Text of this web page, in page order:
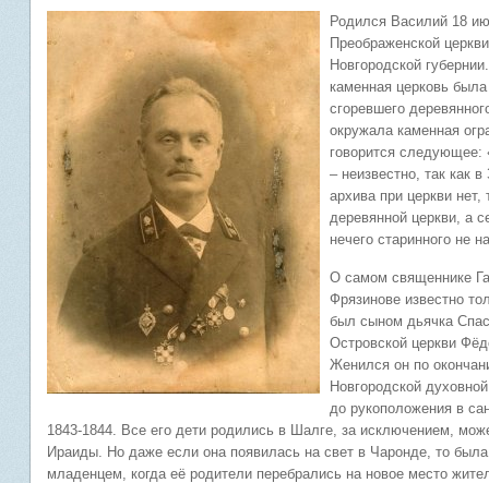
Родился Василий 18
Преображенской
Новгородской
каменная церковь
сгоревшего
окружала каменная
говорится следующее:
– неизвестно, так как
архива при церкви
деревянной церкви, а
нечего старинного не
О самом священнике
Фрязинове известно
был сыном дьячка
Островской церкви
Женился он по
Новгородской
до рукоположения в
1843-1844. Все его дети родились в Шалге, за исключением,
Ираиды. Но даже если она появилась на свет в Чаронде, то
младенцем, когда её родители перебрались на новое место